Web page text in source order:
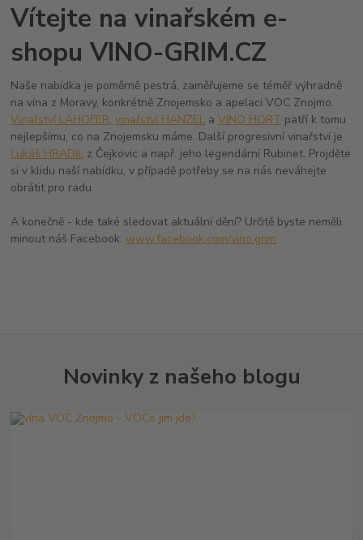
Vítejte na vinařském e-
shopu VINO-GRIM.CZ
Naše nabídka je poměrně pestrá, zaměřujeme se téměř výhradně
na vína z Moravy, konkrétně Znojemsko a apelaci VOC Znojmo.
Vinařství LAHOFER,vinařství HANZEL aVINO HORT patří k tomu
nejlepšímu, co na Znojemsku máme. Další progresivní vinařství je
Lukáš HRADIL z Čejkovic a např. jeho legendární Rubinet. Projděte
si v klidu naší nabídku, v případě potřeby se na nás neváhejte
obrátit pro radu.
A konečně - kde také sledovat aktuální dění? Určitě byste neměli
minout náš Facebook:www.facebook.com/vino.grim
Novinky z našeho blogu